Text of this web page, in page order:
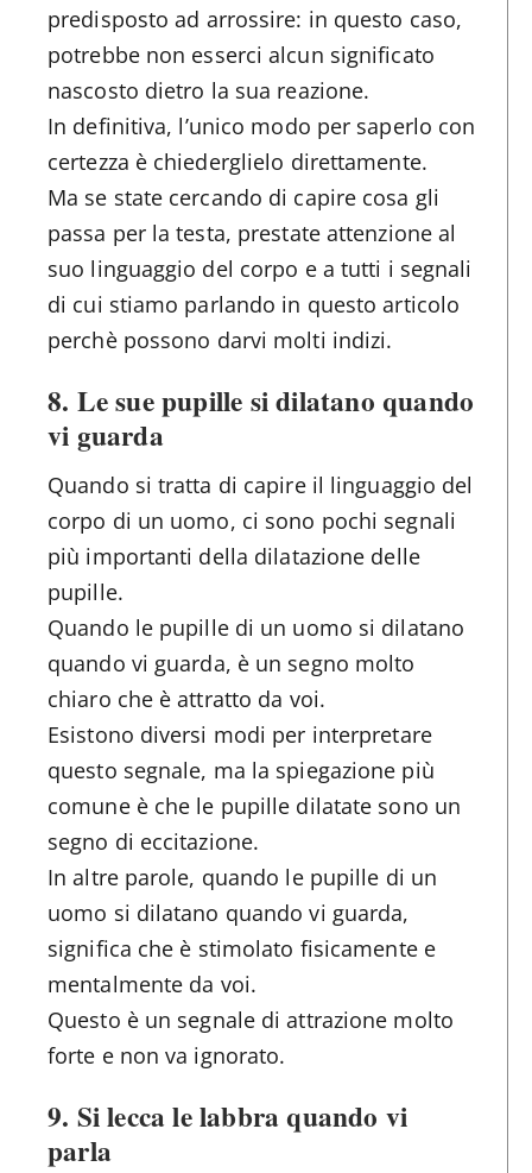
predisposto ad arrossire: in questo caso,
potrebbe non esserci alcun significato
nascosto dietro la sua reazione.
In definitiva, l’unico modo per saperlo con
certezza è chiederglielo direttamente.
Ma se state cercando di capire cosa gli
passa per la testa, prestate attenzione al
suo linguaggio del corpo e a tutti i segnali
di cui stiamo parlando in questo articolo
perchè possono darvi molti indizi.
8. Le sue pupille si dilatano quando
vi guarda
Quando si tratta di capire il linguaggio del
corpo di un uomo, ci sono pochi segnali
più importanti della dilatazione delle
pupille.
Quando le pupille di un uomo si dilatano
quando vi guarda, è un segno molto
chiaro che è attratto da voi.
Esistono diversi modi per interpretare
questo segnale, ma la spiegazione più
comune è che le pupille dilatate sono un
segno di eccitazione.
In altre parole, quando le pupille di un
uomo si dilatano quando vi guarda,
significa che è stimolato fisicamente e
mentalmente da voi.
Questo è un segnale di attrazione molto
forte e non va ignorato.
9. Si lecca le labbra quando vi
parla